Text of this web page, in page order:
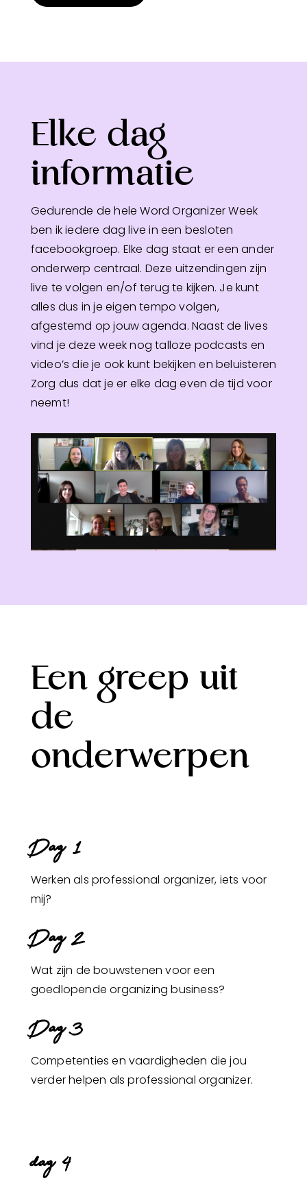
Elke dag
informatie
Gedurende de hele Word Organizer Week
ben ik iedere dag live in een besloten
facebookgroep. Elke dag staat er een ander
onderwerp centraal. Deze uitzendingen zijn
live te volgen en/of terug te kijken. Je kunt
alles dus in je eigen tempo volgen,
afgestemd op jouw agenda. Naast de lives
vind je deze week nog talloze podcasts en
video’s die je ook kunt bekijken en beluisteren
Zorg dus dat je er elke dag even de tijd voor
neemt!
Een greep uit
de
onderwerpen
Dag 1
Werken als professional organizer, iets voor
mij?
Dag 2
Wat zijn de bouwstenen voor een
goedlopende organizing business?
Dag 3
Competenties en vaardigheden die jou
verder helpen als professional organizer.
dag 4